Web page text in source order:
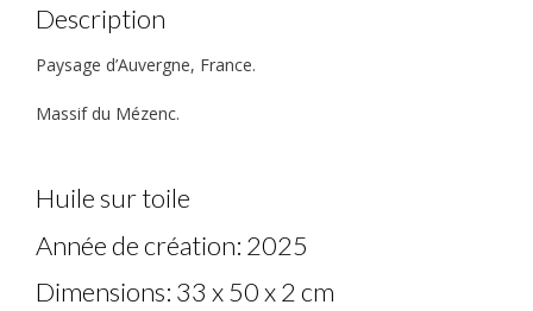
Description
Paysage d’Auvergne, France.
Massif du Mézenc.
Huile sur toile
Année de création: 2025
Dimensions: 33 x 50 x 2 cm